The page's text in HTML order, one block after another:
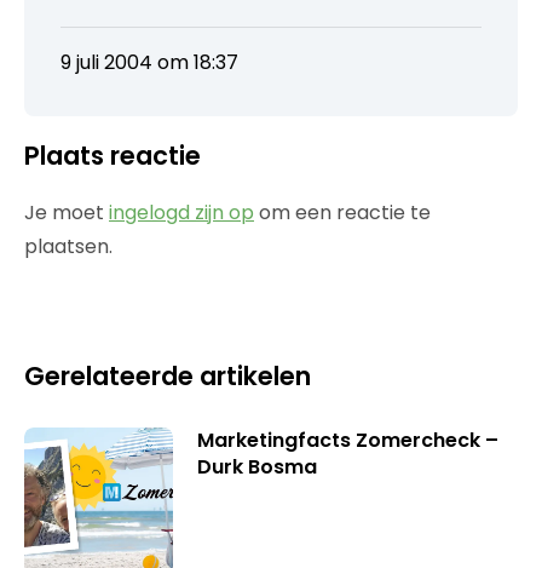
9 juli 2004 om 18:37
Plaats reactie
Je moet ingelogd zijn op om een reactie te
plaatsen.
Gerelateerde artikelen
Marketingfacts Zomercheck –
Durk Bosma